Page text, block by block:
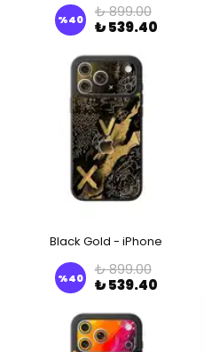
%40
₺ 899.00
₺ 539.40
Black Gold - iPhone
%40
₺ 899.00
₺ 539.40